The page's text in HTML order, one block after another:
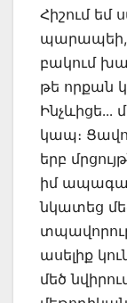
Հիշում եմ
պարապեի,
բակում
թե որքան
կապ։
երբ
իմ ապագա
նկատեց
ասելիք
մեծ